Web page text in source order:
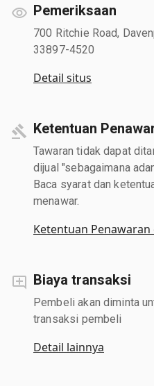
Pemeriksaan
700 Ritchie Road,
33897-4520
Detail situs
Ketentuan
Tawaran tidak dapat
dijual "sebagaimana
Baca syarat dan
menawar.
Ketentuan Penawaran
Biaya transaksi
Pembeli akan diminta
transaksi pembeli
Detail lainnya